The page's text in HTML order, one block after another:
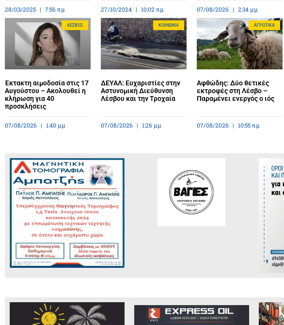
28/03/2025 7:56 πμ 27/10/2024 10:02 πμ 07/08/2026 2:34 μμ
ΛΈΣΒΟΣ
Έκτακτη αιμοδοσία στις 17
Αυγούστου – Ακολουθεί η
κλήρωση για 40
προσκλήσεις
07/08/2026 1:40 μμ
ΚΟΙΝΩΝΊΑ
ΔΕΥΑΛ: Ευχαριστίες στην
Αστυνομική Διεύθυνση
Λέσβου και την Τροχαία
07/08/2026 1:26 μμ
ΑΓΡΟΤΙΚΆ
Αφθώδης: Δύο θετικές
εκτροφές στη Λέσβο –
Παραμένει ενεργός ο ιός
07/08/2026 10:55 πμ